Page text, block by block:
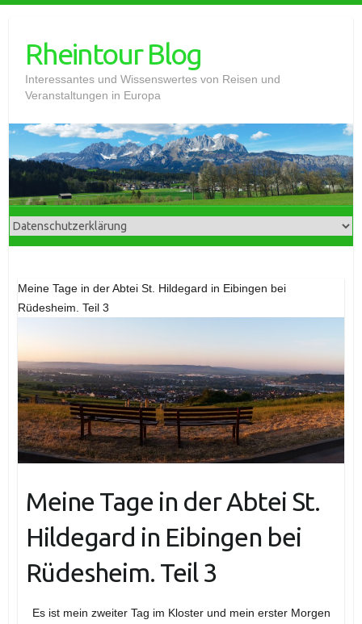
contentRheintour Blog
Interessantes und Wissenswertes von Reisen und
Veranstaltungen in Europa
Meine Tage in der Abtei St. Hildegard in Eibingen bei
Rüdesheim. Teil 3
Meine Tage in der Abtei St.
Hildegard in Eibingen bei
Rüdesheim. Teil 3
Es ist mein zweiter Tag im Kloster und mein erster Morgen